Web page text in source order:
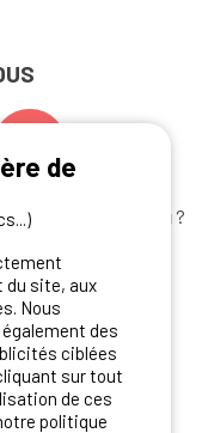
offres camping ?
de
du site, aux
Nous
des
ciblées
sur tout
de ces
politique